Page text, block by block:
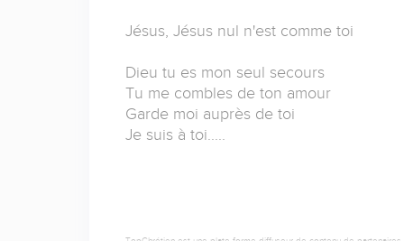
Jésus, Jésus nul n'est comme toi
Dieu tu es mon seul secours
Tu me combles de ton amour
Garde moi auprès de toi
Je suis à toi.....